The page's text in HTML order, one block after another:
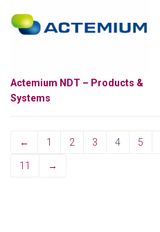
Actemium NDT – Products &
Systems
← 1 2 3 4 5
11 →